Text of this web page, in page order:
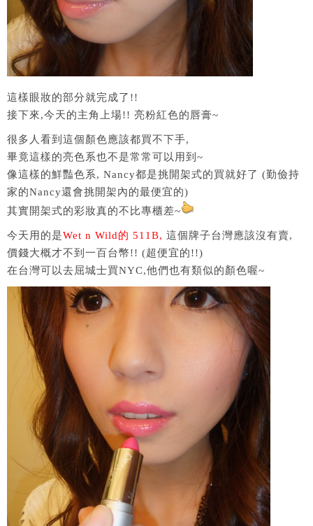
這樣眼妝的部分就完成了!!
接下來,今天的主角上場!! 亮粉紅色的唇膏~
很多人看到這個顏色應該都買不下手,
畢竟這樣的亮色系也不是常常可以用到~
像這樣的鮮豔色系, Nancy都是挑開架式的買就好了 (勤儉持
家的Nancy還會挑開架內的最便宜的)
其實開架式的彩妝真的不比專櫃差~
今天用的是Wet n Wild的 511B, 這個牌子台灣應該沒有賣,
價錢大概才不到一百台幣!! (超便宜的!!)
在台灣可以去屈城士買NYC,他們也有類似的顏色喔~